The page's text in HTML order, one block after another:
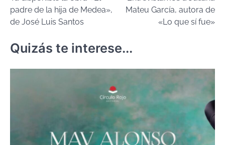
entradas
padre de la hija de Medea»,
de José Luis Santos
Mateu García, autora de
«Lo que sí fue»
Quizás te interese...